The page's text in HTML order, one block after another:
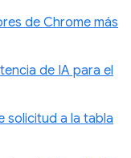
de Chrome más
de IA para el
solicitud a la tabla